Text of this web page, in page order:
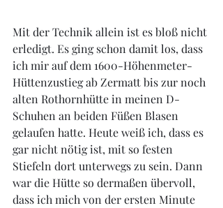
Mit der Technik allein ist es bloß nicht
erledigt. Es ging schon damit los, dass
ich mir auf dem 1600-Höhenmeter-
Hüttenzustieg ab Zermatt bis zur noch
alten Rothornhütte in meinen D-
Schuhen an beiden Füßen Blasen
gelaufen hatte. Heute weiß ich, dass es
gar nicht nötig ist, mit so festen
Stiefeln dort unterwegs zu sein. Dann
war die Hütte so dermaßen übervoll,
dass ich mich von der ersten Minute